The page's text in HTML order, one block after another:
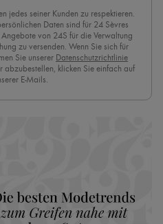
jedes seiner Kunden zu respektieren.
Daten sind für 24 Sèvres
von 24S für die Verwaltung
zu versenden. Wenn Sie sich für
Sie unserer Datenschutzrichtlinie
klicken Sie einfach auf
E-Mails.